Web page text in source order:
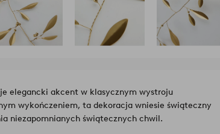
elegancki akcent w klasycznym wystroju
wykończeniem, ta dekoracja wniesie świąteczny
niezapomnianych świątecznych chwil.